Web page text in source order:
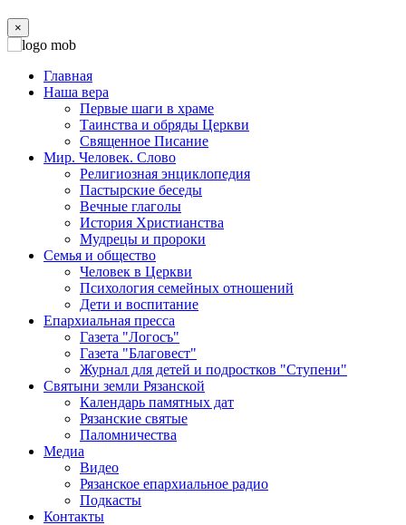
×
Главная
Наша вера
Первые шаги в храме
Таинства и обряды Церкви
Священное Писание
Мир. Человек. Слово
Религиозная энциклопедия
Пастырские беседы
Вечные глаголы
История Христианства
Мудрецы и пророки
Семья и общество
Человек в Церкви
Психология семейных отношений
Дети и воспитание
Епархиальная пресса
Газета "Логосъ"
Газета "Благовест"
Журнал для детей и подростков "Ступени"
Святыни земли Рязанской
Календарь памятных дат
Рязанские святые
Паломничества
Медиа
Видео
Рязанское епархиальное радио
Подкасты
Контакты